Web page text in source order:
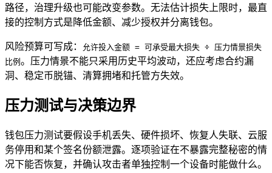
路径，治理升级也可能改变参数。无法估计损失上限时，最直
接的控制方式是降低金额、减少授权并分离钱包。
风险预算可写成：
允许投入金额 = 可承受最大损失 ÷ 压力情景损失
比例。压力情景不能只采用历史平均波动，还应考虑合约漏
洞、稳定币脱锚、清算拥堵和托管方失效。
压力测试与决策边界
钱包压力测试要假设手机丢失、硬件损坏、恢复人失联、云服
务停用和某个签名份额泄露。逐项验证在不暴露完整秘密的情
况下能否恢复，并确认攻击者单独控制一个设备时能做什么。